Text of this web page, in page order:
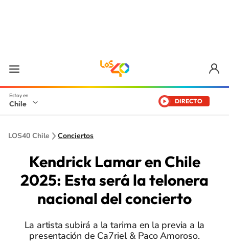
Chile DIRECTO
LOS40 Chile Conciertos
Kendrick Lamar en Chile
2025: Esta será la telonera
nacional del concierto
La artista subirá a la tarima en la previa a la
presentación de Ca7riel & Paco Amoroso.